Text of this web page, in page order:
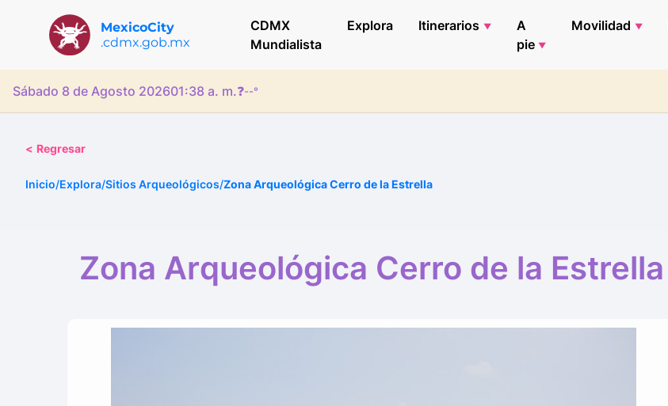
MexicoCity
.cdmx.gob.mx
CDMX
Mundialista
Explora Itinerarios
A
pie
Movilidad
Sábado 8 de Agosto 202601:38 a. m.❓--°
< Regresar
Inicio/Explora/Sitios Arqueológicos/Zona Arqueológica Cerro de la Estrella
Zona Arqueológica Cerro de la Estrella